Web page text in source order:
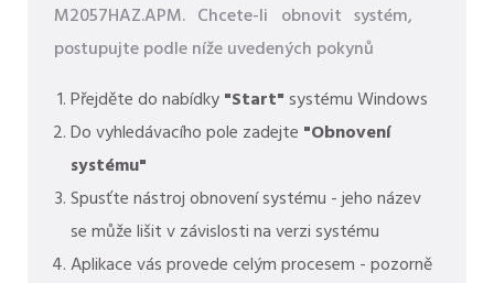
M2057HAZ.APM. Chcete-li obnovit systém,
postupujte podle níže uvedených pokynů
Přejděte do nabídky"Start"systému Windows
Do vyhledávacího pole zadejte "Obnovení
systému"
Spusťte nástroj obnovení systému - jeho název
se může lišit v závislosti na verzi systému
Aplikace vás provede celým procesem - pozorně